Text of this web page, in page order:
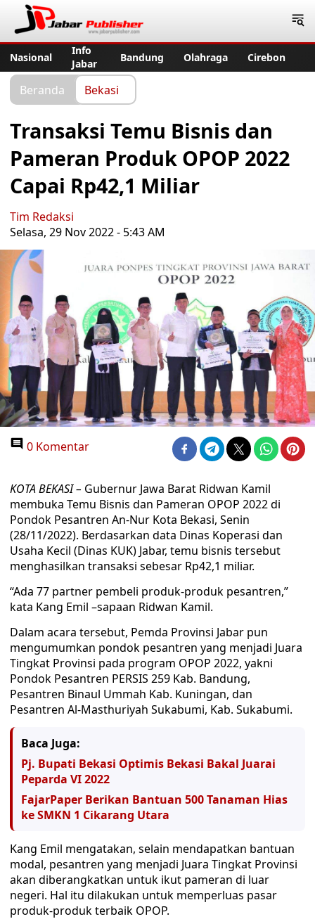
Nasional
Info
Jabar
Bandung Olahraga Cirebon
Beranda Bekasi
Transaksi Temu Bisnis dan
Pameran Produk OPOP 2022
Capai Rp42,1 Miliar
Tim Redaksi
Selasa, 29 Nov 2022 - 5:43 AM
0 Komentar
KOTA BEKASI – Gubernur Jawa Barat Ridwan Kamil
membuka Temu Bisnis dan Pameran OPOP 2022 di
Pondok Pesantren An-Nur Kota Bekasi, Senin
(28/11/2022). Berdasarkan data Dinas Koperasi dan
Usaha Kecil (Dinas KUK) Jabar, temu bisnis tersebut
menghasilkan transaksi sebesar Rp42,1 miliar.
“Ada 77 partner pembeli produk-produk pesantren,”
kata Kang Emil –sapaan Ridwan Kamil.
Dalam acara tersebut, Pemda Provinsi Jabar pun
mengumumkan pondok pesantren yang menjadi Juara
Tingkat Provinsi pada program OPOP 2022, yakni
Pondok Pesantren PERSIS 259 Kab. Bandung,
Pesantren Binaul Ummah Kab. Kuningan, dan
Pesantren Al-Masthuriyah Sukabumi, Kab. Sukabumi.
Baca Juga:
Pj. Bupati Bekasi Optimis Bekasi Bakal Juarai
Peparda VI 2022
FajarPaper Berikan Bantuan 500 Tanaman Hias
ke SMKN 1 Cikarang Utara
Kang Emil mengatakan, selain mendapatkan bantuan
modal, pesantren yang menjadi Juara Tingkat Provinsi
akan diberangkatkan untuk ikut pameran di luar
negeri. Hal itu dilakukan untuk memperluas pasar
produk-produk terbaik OPOP.